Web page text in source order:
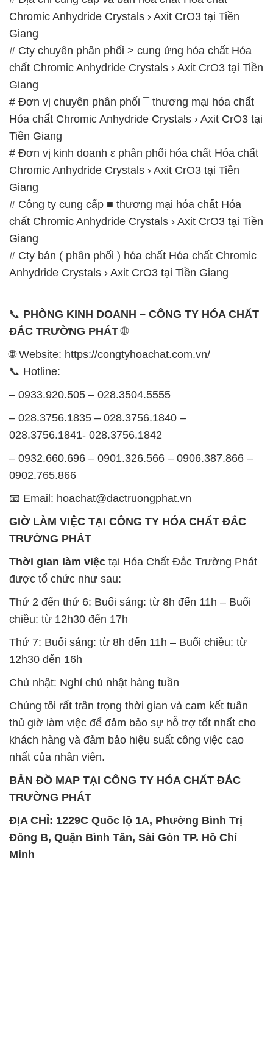
# Đơn vị kinh doanh ε phân phối hóa chất Hóa chất
Chromic Anhydride Crystals › Axit CrO3 tại Tiền
Giang
# Công ty cung cấp ■ thương mại hóa chất Hóa
chất Chromic Anhydride Crystals › Axit CrO3 tại Tiền
Giang
# Cty bán ( phân phối ) hóa chất Hóa chất Chromic
Anhydride Crystals › Axit CrO3 tại Tiền Giang
📞
PHÒNG KINH DOANH – CÔNG TY HÓA CHẤT
ĐẮC TRƯỜNG PHÁT
🌐 Website: https://congtyhoachat.com.vn/
📞 Hotline:
– 0933.920.505 – 028.3504.5555
– 028.3756.1835 – 028.3756.1840 –
– 0932.660.696 – 0901.326.566 – 0906.387.866 –
0902.765.866
📧 Email: hoachat@dactruongphat.vn
GIỜ LÀM VIỆC TẠI CÔNG TY HÓA CHẤT ĐẮC
TRƯỜNG PHÁT
Thời gian làm việctại Hóa Chất Đắc Trường Phát
được tổ chức như sau:
Thứ 2 đến thứ 6: Buổi sáng: từ 8h đến 11h – Buổi
chiều: từ 12h30 đến 17h
Thứ 7: Buổi sáng: từ 8h đến 11h – Buổi chiều: từ
Chủ nhật: Nghỉ chủ nhật hàng tuần
Chúng tôi rất trân trọng thời gian và cam kết tuân
thủ giờ làm việc để đảm bảo sự hỗ trợ tốt nhất cho
nhất của nhân viên.
TRƯỜNG PHÁT
Đông B, Quận Bình Tân, Sài Gòn TP. Hồ Chí
Minh